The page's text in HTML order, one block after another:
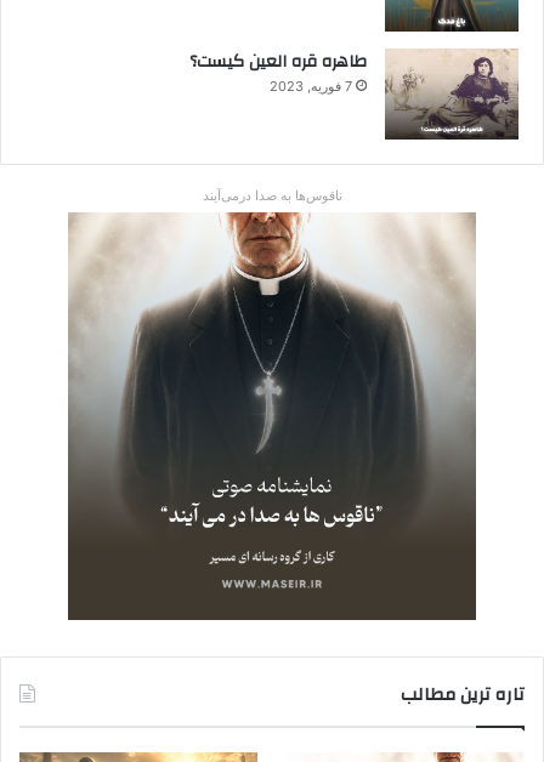
طاهره قره العین کیست؟
7 فوریه, 2023
ناقوس‌ها به صدا در‌می‌آیند
تاره ترین مطالب